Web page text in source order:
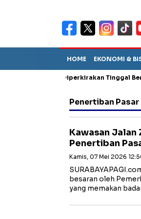
HOME EKONOMI &
Sebut TPA Diperkirakan Tinggal
Penertiban
Kawasan Jalan
Penertiban
Kamis, 07 Mei 2026
besaran oleh
yang memakan